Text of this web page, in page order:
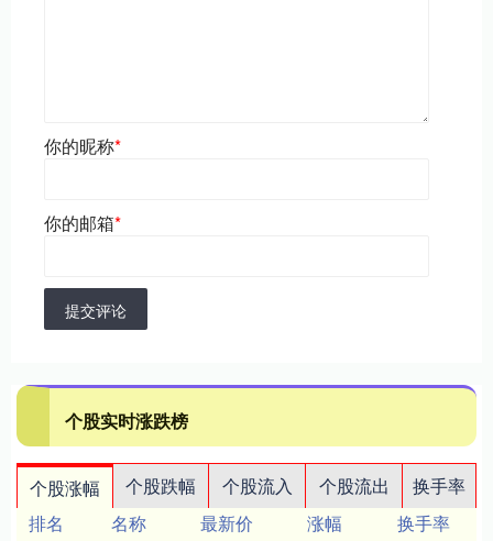
你的昵称*
你的邮箱*
提交评论
个股实时涨跌榜
个股涨幅 个股跌幅 个股流入 个股流出
换手率
排名
名称 最新价 涨幅
换手率